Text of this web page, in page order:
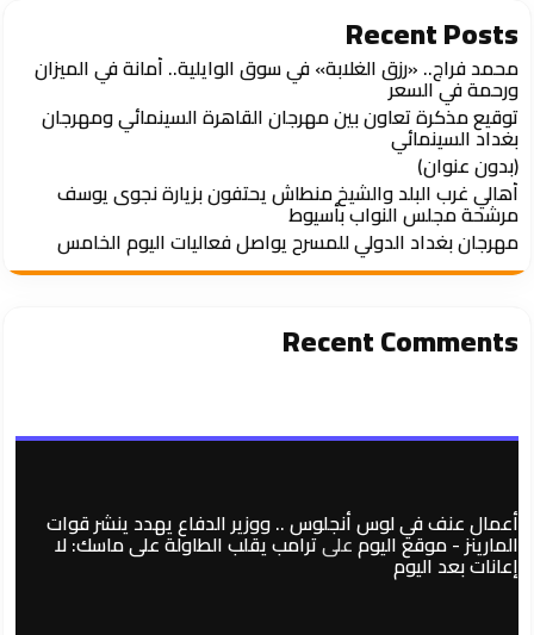
Recent Posts
محمد فراج.. «رزق الغلابة» في سوق الوايلية.. أمانة في الميزان
ورحمة في السعر
توقيع مذكرة تعاون بين مهرجان القاهرة السينمائي ومهرجان
بغداد السينمائي
(بدون عنوان)
أهالي غرب البلد والشيخ منطاش يحتفون بزيارة نجوى يوسف
مرشحة مجلس النواب بأسيوط
مهرجان بغداد الدولي للمسرح يواصل فعاليات اليوم الخامس
Recent Comments
أعمال عنف في لوس أنجلوس .. ووزير الدفاع يهدد ينشر قوات
المارينز - موقع اليومعلىترامب يقلب الطاولة على ماسك: لا
إعانات بعد اليوم